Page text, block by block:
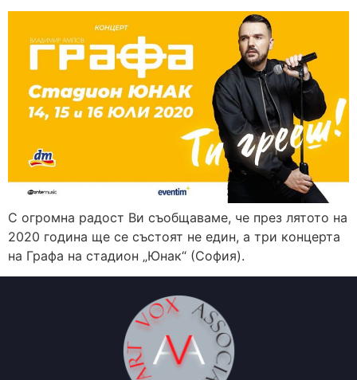
С огромна радост Ви съобщаваме, че през лятото на
2020 година ще се състоят не един, а три концерта
на Графа на стадион „Юнак“ (София).